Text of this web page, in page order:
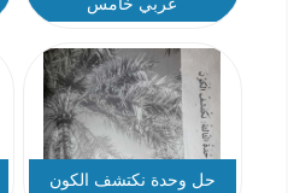
عربي خامس
حل وحدة نكتشف الكون